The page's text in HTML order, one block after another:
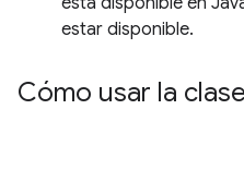
estar disponible.
Cómo usar la